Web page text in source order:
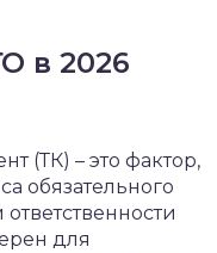
в 2026
(ТК) – это фактор,
обязательного
для